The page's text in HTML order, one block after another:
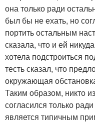
она только ради
был бы не ехать, но
портить остальным
сказала, что и ей
хотела подстроиться
тесть сказал, что
окружающая
Таким образом, никто
согласился только
является типичным